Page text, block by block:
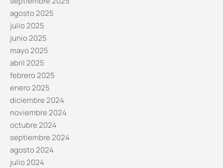
agosto 2025
julio 2025
junio 2025
mayo 2025
abril 2025
febrero 2025
enero 2025
diciembre 2024
noviembre 2024
octubre 2024
septiembre 2024
agosto 2024
julio 2024